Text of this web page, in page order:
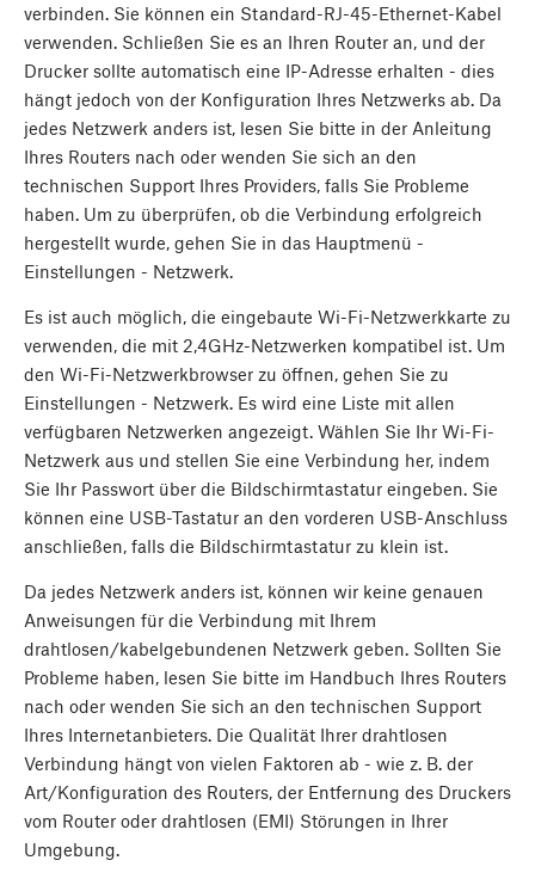
verbinden. Sie können ein Standard-RJ-45-Ethernet-Kabel
verwenden. Schließen Sie es an Ihren Router an, und der
Drucker sollte automatisch eine IP-Adresse erhalten - dies
hängt jedoch von der Konfiguration Ihres Netzwerks ab. Da
jedes Netzwerk anders ist, lesen Sie bitte in der Anleitung
Ihres Routers nach oder wenden Sie sich an den
technischen Support Ihres Providers, falls Sie Probleme
haben. Um zu überprüfen, ob die Verbindung erfolgreich
hergestellt wurde, gehen Sie in das Hauptmenü -
Einstellungen - Netzwerk.
Es ist auch möglich, die eingebaute Wi-Fi-Netzwerkkarte zu
verwenden, die mit 2,4GHz-Netzwerken kompatibel ist. Um
den Wi-Fi-Netzwerkbrowser zu öffnen, gehen Sie zu
Einstellungen - Netzwerk. Es wird eine Liste mit allen
verfügbaren Netzwerken angezeigt. Wählen Sie Ihr Wi-Fi-
Netzwerk aus und stellen Sie eine Verbindung her, indem
Sie Ihr Passwort über die Bildschirmtastatur eingeben. Sie
können eine USB-Tastatur an den vorderen USB-Anschluss
anschließen, falls die Bildschirmtastatur zu klein ist.
Da jedes Netzwerk anders ist, können wir keine genauen
Anweisungen für die Verbindung mit Ihrem
drahtlosen/kabelgebundenen Netzwerk geben. Sollten Sie
Probleme haben, lesen Sie bitte im Handbuch Ihres Routers
nach oder wenden Sie sich an den technischen Support
Ihres Internetanbieters. Die Qualität Ihrer drahtlosen
Verbindung hängt von vielen Faktoren ab - wie z. B. der
Art/Konfiguration des Routers, der Entfernung des Druckers
vom Router oder drahtlosen (EMI) Störungen in Ihrer
Umgebung.